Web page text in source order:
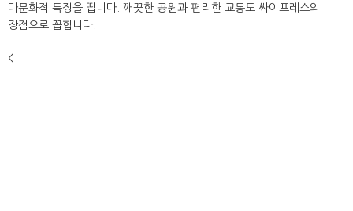
다문화적 특징을 띱니다. 깨끗한 공원과 편리한 교통도 싸이프레스의
장점으로 꼽힙니다.
<